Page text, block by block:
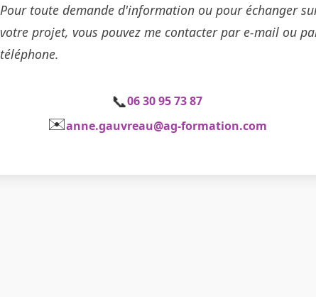
Pour toute demande d'information ou pour échanger
votre projet, vous pouvez me contacter par e-mail ou
téléphone.
📞06 30 95 73 87
✉️anne.gauvreau@ag-formation.com